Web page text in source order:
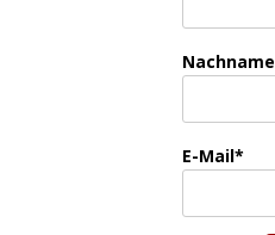
Nachname
E-Mail*